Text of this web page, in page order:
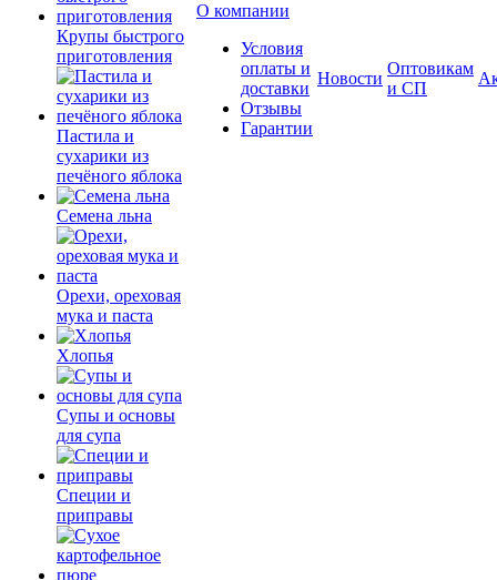
Крупы быстрого
приготовления
Пастила и
сухарики из
печёного яблока
Семена льна
Орехи, ореховая
мука и паста
Хлопья
Супы и основы
для супа
Специи и
приправы
О компании
Условия
оплаты и
доставки
Отзывы
Гарантии
Новости
Оптовикам
и СП